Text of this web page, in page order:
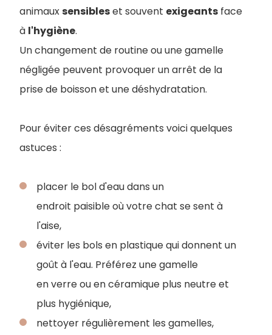
animauxsensibleset souvent exigeants face
à l'hygiène.
Un changement de routine ou une gamelle
négligée peuvent provoquer un arrêt de la
prise de boisson et une déshydratation.
Pour éviter ces désagréments voici quelques
astuces :
placer le bol d'eau dans un
endroit paisible où votre chat se sent à
l'aise,
éviter les bols en plastique qui donnent un
goût à l'eau. Préférez une gamelle
en verre ou en céramique plus neutre et
plus hygiénique,
nettoyer régulièrement les gamelles,